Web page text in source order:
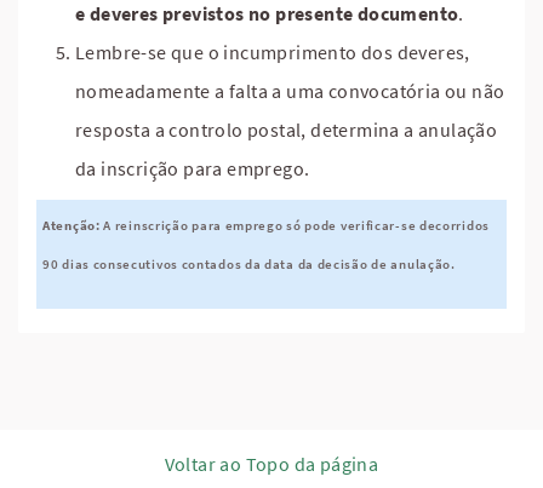
e deveres previstos no presente documento.
Lembre-se que o incumprimento dos deveres,
nomeadamente a falta a uma convocatória ou não
resposta a controlo postal, determina a anulação
da inscrição para emprego.
Atenção: A reinscrição para emprego só pode verificar-se decorridos
90 dias consecutivos contados da data da decisão de anulação.
Voltar ao Topo da página